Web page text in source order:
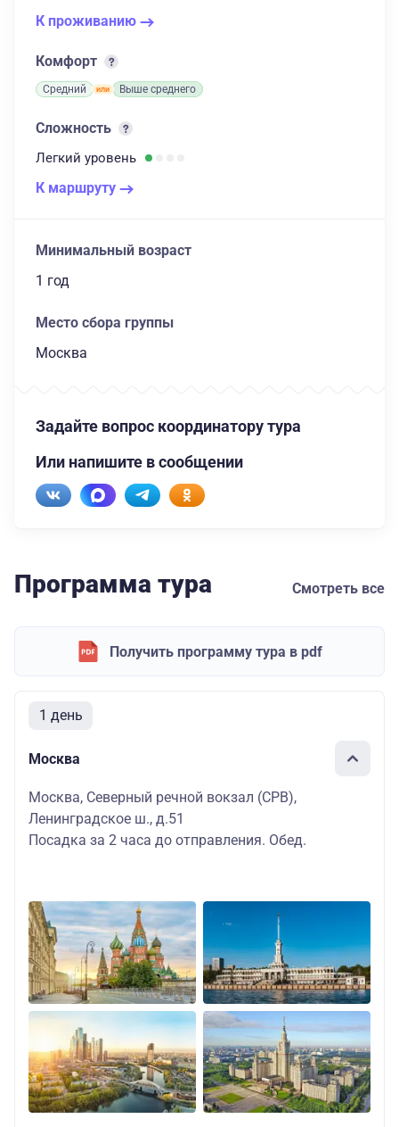
К проживанию
Комфорт
Средний Выше среднего
Сложность
Легкий уровень
К маршруту
Минимальный возраст
1 год
Место сбора группы
Москва
Задайте вопрос координатору тура
Или напишите в сообщении
Программа тура Смотреть все
Получить программу тура в pdf
1 день
Москва
Москва, Северный речной вокзал (СРВ),
Ленинградское ш., д.51
Посадка за 2 часа до отправления. Обед.